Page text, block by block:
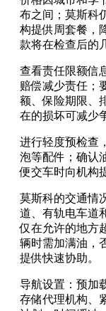
布之间；莫斯科
构提供周套餐，
款将在检查后的
查看责任限额信
赔偿减少责任；
额、保险期限、
在的损坏可减少
进行轻度预检查
泡等配件；确认
便交车时向机构
莫斯科的交通情
道、有轨电车道
仅在允许的地方
辆时需加满油，
提供快速协助。
导航设置：预加
存储代理机构、